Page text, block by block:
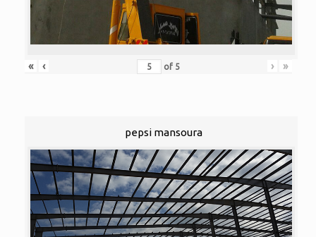
« ‹ of 5 › »
pepsi mansoura